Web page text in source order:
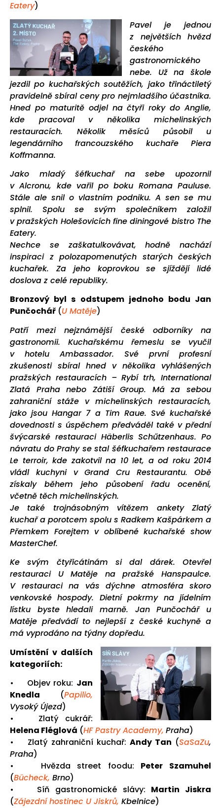
Eatery)
Pavel je jednou
z největších hvězd
českého
gastronomického
nebe. Už na škole
jezdil po kuchařských soutěžích, jako třináctiletý
pravidelně sbíral ceny pro nejmladšího účastníka.
Hned po maturitě odjel na čtyři roky do Anglie,
kde pracoval v několika michelinských
restauracích. Několik měsíců působil u
legendárního francouzského kuchaře Piera
Koffmanna.
Jako mladý šéfkuchař na sebe upozornil
v Alcronu, kde vařil po boku Romana Pauluse.
Stále ale snil o vlastním podniku. A sen se mu
splnil. Spolu se svým společníkem založil
v pražských Holešovicích fine diningové bistro The
Eatery.
Nechce se zaškatulkovávat, hodně nachází
inspiraci z polozapomenutých starých českých
kuchařek. Za jeho koprovkou se sjíždějí lidé
doslova z celé republiky.
Bronzový byl s odstupem jednoho bodu Jan
Punčochář (U Matěje)
Patří mezi nejznámější české odborníky na
gastronomii. Kuchařskému řemeslu se vyučil
v hotelu Ambassador. Své první profesní
zkušenosti sbíral hned v několika vyhlášených
pražských restauracích – Rybí trh, International
Zlatá Praha nebo Zátiší Group. Má za sebou
zahraniční stáže v michelinských restauracích,
jako jsou Hangar 7 a Tim Raue. Své kuchařské
dovednosti s úspěchem předváděl také v přední
švýcarské restauraci Häberlis Schűtzenhaus. Po
návratu do Prahy se stal šéfkuchařem restaurace
Le terroir, kde zakotvil na 10 let, a od roku 2014
vládl kuchyni v Grand Cru Restaurantu. Obě
získaly během jeho působení řadu ocenění,
včetně těch michelinských.
Je také trojnásobným vítězem ankety Zlatý
kuchař a porotcem spolu s Radkem Kašpárkem a
Přemkem Forejtem v oblíbené kuchařské show
MasterChef.
Ke svým čtyřicátinám si dal dárek. Otevřel
restauraci U Matěje na pražské Hanspaulce.
V restauraci na vás dýchne atmosféra skoro
venkovské hospody. Dietní pokrmy na jídelním
lístku byste hledali marně. Jan Punčochář u
Matěje předvádí to nejlepší z české kuchyně a
má vyprodáno na týdny dopředu.
Umístění v dalších
kategoriích:
• Objev roku: Jan
Knedla (Papilio,
Vysoký Újezd)
• Zlatý cukrář:
Helena Fléglová (HF Pastry Academy, Praha)
• Zlatý zahraniční kuchař: Andy Tan (SaSaZu,
Praha)
• Hvězda street foodu: Peter Szamuhel
(Bücheck, Brno)
• Síň gastronomické slávy: Martin Jiskra
(Zájezdní hostinec U Jiskrů, Kbelnice)